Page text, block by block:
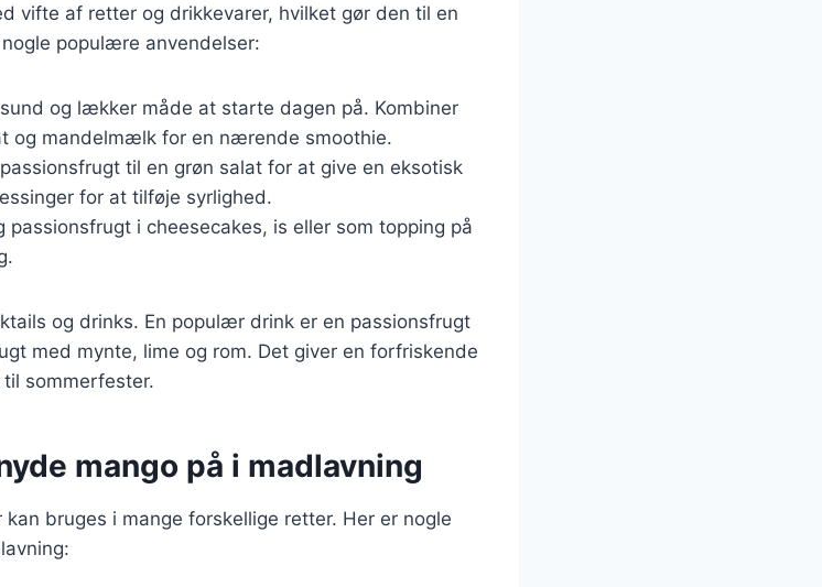
vifte af retter og drikkevarer, hvilket gør den til en
populære anvendelser:
og lækker måde at starte dagen på. Kombiner
og mandelmælk for en nærende smoothie.
til en grøn salat for at give en eksotisk
for at tilføje syrlighed.
passionsfrugt i cheesecakes, is eller som topping på
og drinks. En populær drink er en passionsfrugt
med mynte, lime og rom. Det giver en forfriskende
sommerfester.
mango på i madlavning
bruges i mange forskellige retter. Her er nogle